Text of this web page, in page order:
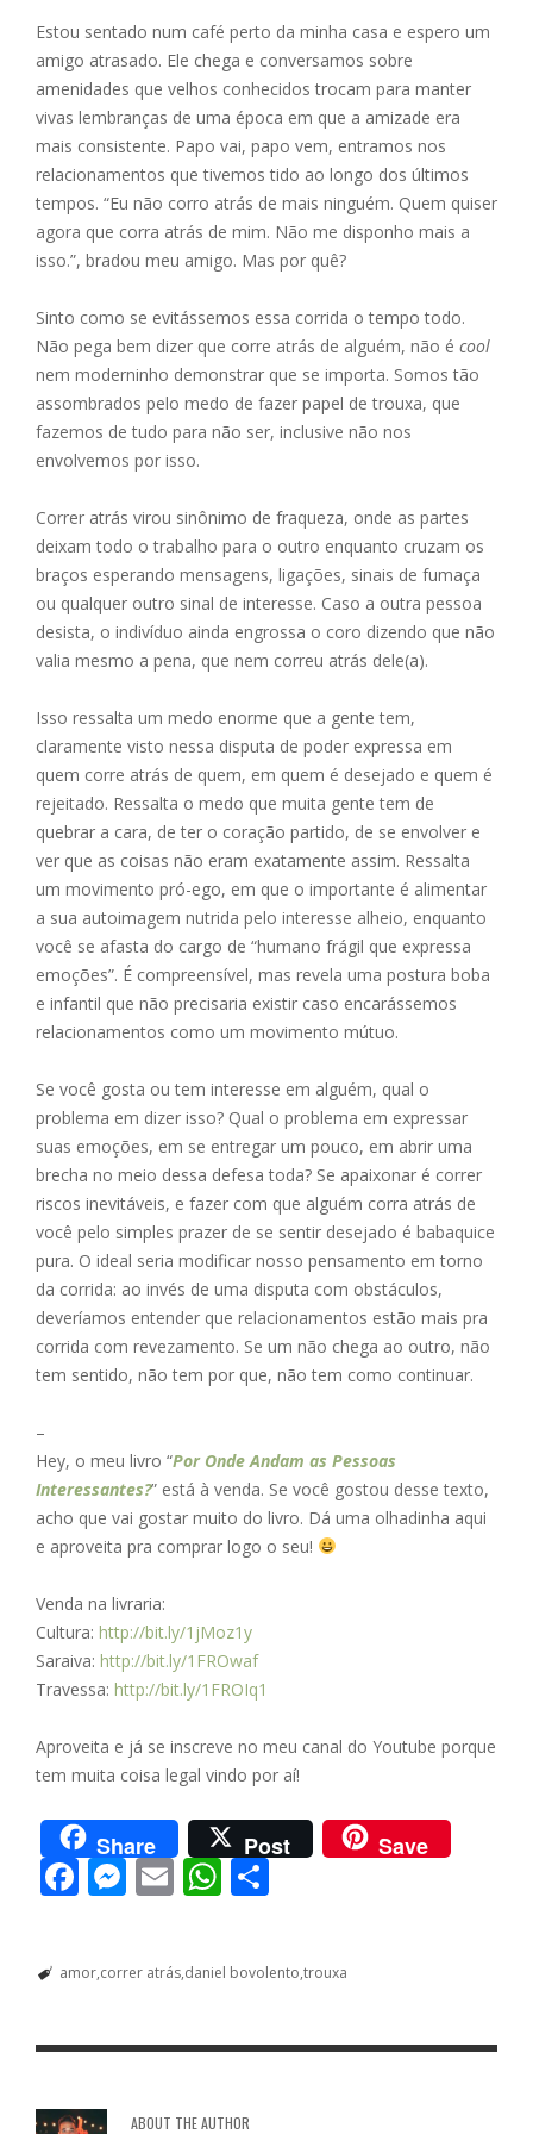
ac
e
b
o
o
k
e
ss
e
n
g
er
m
ai
l
h
at
s
A
p
p
h
ar
e
Estou sentado num café perto da minha casa e espero um
amigo atrasado. Ele chega e conversamos sobre
amenidades que velhos conhecidos trocam para manter
vivas lembranças de uma época em que a amizade era
mais consistente. Papo vai, papo vem, entramos nos
relacionamentos que tivemos tido ao longo dos últimos
tempos. “Eu não corro atrás de mais ninguém. Quem quiser
agora que corra atrás de mim. Não me disponho mais a
isso.”, bradou meu amigo. Mas por quê?
Sinto como se evitássemos essa corrida o tempo todo.
Não pega bem dizer que corre atrás de alguém, não é cool
nem moderninho demonstrar que se importa. Somos tão
assombrados pelo medo de fazer papel de trouxa, que
fazemos de tudo para não ser, inclusive não nos
envolvemos por isso.
Correr atrás virou sinônimo de fraqueza, onde as partes
deixam todo o trabalho para o outro enquanto cruzam os
braços esperando mensagens, ligações, sinais de fumaça
ou qualquer outro sinal de interesse. Caso a outra pessoa
desista, o indivíduo ainda engrossa o coro dizendo que não
valia mesmo a pena, que nem correu atrás dele(a).
Isso ressalta um medo enorme que a gente tem,
claramente visto nessa disputa de poder expressa em
quem corre atrás de quem, em quem é desejado e quem é
rejeitado. Ressalta o medo que muita gente tem de
quebrar a cara, de ter o coração partido, de se envolver e
ver que as coisas não eram exatamente assim. Ressalta
um movimento pró-ego, em que o importante é alimentar
a sua autoimagem nutrida pelo interesse alheio, enquanto
você se afasta do cargo de “humano frágil que expressa
emoções”. É compreensível, mas revela uma postura boba
e infantil que não precisaria existir caso encarássemos
relacionamentos como um movimento mútuo.
Se você gosta ou tem interesse em alguém, qual o
problema em dizer isso? Qual o problema em expressar
suas emoções, em se entregar um pouco, em abrir uma
brecha no meio dessa defesa toda? Se apaixonar é correr
riscos inevitáveis, e fazer com que alguém corra atrás de
você pelo simples prazer de se sentir desejado é babaquice
pura. O ideal seria modificar nosso pensamento em torno
da corrida: ao invés de uma disputa com obstáculos,
deveríamos entender que relacionamentos estão mais pra
corrida com revezamento. Se um não chega ao outro, não
tem sentido, não tem por que, não tem como continuar.
–
Hey, o meu livro “Por Onde Andam as Pessoas
Interessantes?” está à venda. Se você gostou desse texto,
acho que vai gostar muito do livro. Dá uma olhadinha aqui
e aproveita pra comprar logo o seu!
Venda na livraria:
Cultura: http://bit.ly/1jMoz1y
Saraiva: http://bit.ly/1FROwaf
Travessa: http://bit.ly/1FROIq1
Aproveita e já se inscreve no meu canal do Youtube porque
tem muita coisa legal vindo por aí!
Share Post Save
F
b
o
k
M
e
g
er
E
ai
l
W
at
s
p
p
e
amor correr atrás daniel bovolento trouxa
ABOUT THE AUTHOR